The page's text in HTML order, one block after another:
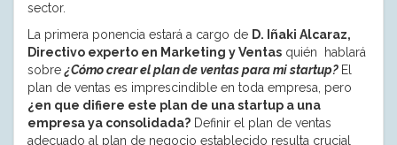
sector.
La primera ponencia estará a cargo de D. Iñaki Alcaraz,
Directivo experto en Marketing y Ventas quién hablará
sobre ¿Cómo crear el plan de ventas para mi startup? El
plan de ventas es imprescindible en toda empresa, pero
¿en que difiere este plan de una startup a una
empresa ya consolidada? Definir el plan de ventas
adecuado al plan de negocio establecido resulta crucial